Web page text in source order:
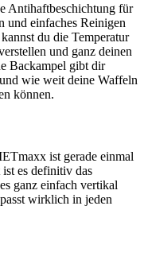
Antihaftbeschichtung für
und einfaches Reinigen
du die Temperatur
und ganz deinen
Backampel gibt dir
wie weit deine Waffeln
können.
ist gerade einmal
es definitiv das
ganz einfach vertikal
wirklich in jeden